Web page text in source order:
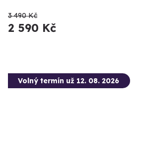
3 490 Kč
2 590 Kč
Volný termín už 12. 08. 2026